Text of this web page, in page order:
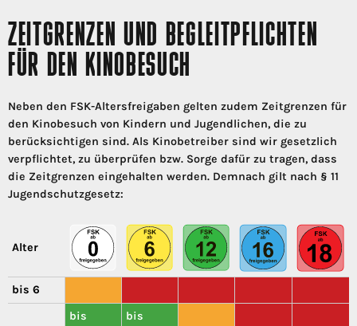
ZEITGRENZEN UND BEGLEITPFLICHTEN
FÜR DEN KINOBESUCH
Neben den FSK-Altersfreigaben gelten zudem Zeitgrenzen für
den Kinobesuch von Kindern und Jugendlichen, die zu
berücksichtigen sind. Als Kinobetreiber sind wir gesetzlich
verpflichtet, zu überprüfen bzw. Sorge dafür zu tragen, dass
die Zeitgrenzen eingehalten werden. Demnach gilt nach § 11
Jugendschutzgesetz:
Alter
bis 6
bis
bis